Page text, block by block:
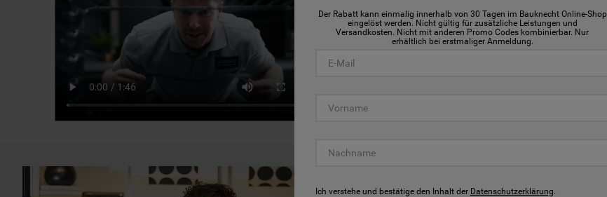
Der Rabatt kann einmalig innerhalb von 30 Tagen im Bauknecht Online-Shop
eingelöst werden. Nicht gültig für zusätzliche Leistungen und
Versandkosten. Nicht mit anderen Promo Codes kombinierbar. Nur
erhältlich bei erstmaliger Anmeldung.
Ich verstehe und bestätige den Inhalt der Datenschutzerklärung.